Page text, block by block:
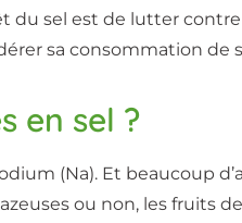
du sel est de lutter contre
sa consommation de
en sel ?
(Na). Et beaucoup
ou non, les fruits